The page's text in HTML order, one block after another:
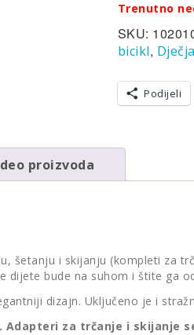
Trenutno
SKU:
bicikl,
Podijeli
proizvoda
šetanju i skijanju (kompleti za
dijete bude na suhom i štite ga
dizajn. Uključeno je i
za trčanje i skijanje